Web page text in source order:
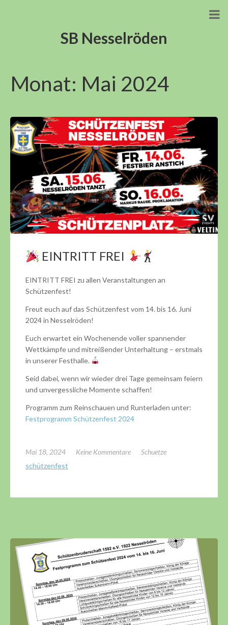
SB Nesselröden
Monat: Mai 2024
EINTRITT FREI
EINTRITT FREI zu allen Veranstaltungen an
Schützenfest!
Freut euch auf das Schützenfest vom 14. bis 16. Juni
2024 in Nesselröden!
Euch erwartet ein Wochenende voller spannender
Wettkämpfe und mitreißender Unterhaltung – erstmals
in unserer Festhalle.
Seid dabei, wenn wir wieder drei Tage gemeinsam feiern
und unvergessliche Momente schaffen!
Programm zum Reinschauen und Runterladen unter:
Festprogramm Schützenfest 2024
Mai 18, 2024 Keine Kommentare
Schuetze
schützenfest